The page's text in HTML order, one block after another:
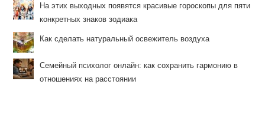
На этих выходных появятся красивые гороскопы для пяти
конкретных знаков зодиака
Как сделать натуральный освежитель воздуха
Семейный психолог онлайн: как сохранить гармонию в
отношениях на расстоянии